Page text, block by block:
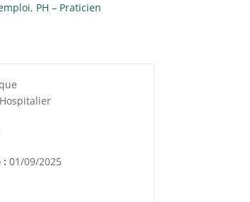
, PH – Praticien
: 01/09/2025